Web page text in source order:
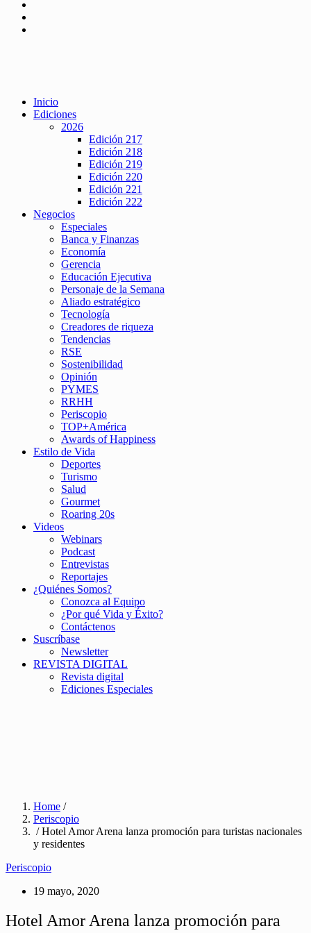
Inicio
Ediciones
2026
Edición 217
Edición 218
Edición 219
Edición 220
Edición 221
Edición 222
Negocios
Especiales
Banca y Finanzas
Economía
Gerencia
Educación Ejecutiva
Personaje de la Semana
Aliado estratégico
Tecnología
Creadores de riqueza
Tendencias
RSE
Sostenibilidad
Opinión
PYMES
RRHH
Periscopio
TOP+América
Awards of Happiness
Estilo de Vida
Deportes
Turismo
Salud
Gourmet
Roaring 20s
Videos
Webinars
Podcast
Entrevistas
Reportajes
¿Quiénes Somos?
Conozca al Equipo
¿Por qué Vida y Éxito?
Contáctenos
Suscríbase
Newsletter
REVISTA DIGITAL
Revista digital
Ediciones Especiales
Home /
Periscopio
/ Hotel Amor Arena lanza promoción para turistas nacionales
y residentes
Periscopio
19 mayo, 2020
Hotel Amor Arena lanza promoción para